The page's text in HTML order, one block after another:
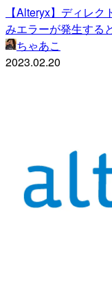
【Alteryx】ディレ
みエラーが発生する
ちゃあこ
2023.02.20